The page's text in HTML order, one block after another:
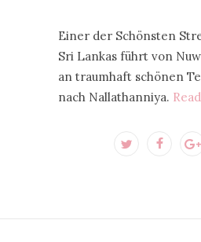
Einer der Schönsten
Sri Lankas führt von
an traumhaft schönen
nach Nallathanniya.